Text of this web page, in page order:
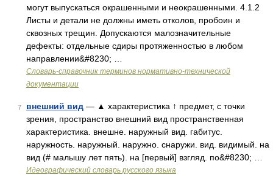
могут выпускаться окрашенными и неокрашенными. 4.1.2
Листы и детали не должны иметь отколов, пробоин и
сквозных трещин. Допускаются малозначительные
дефекты: отдельные сдиры протяженностью в любом
направлении&#8230; …
Словарь-справочник терминов нормативно-технической
документации
7 внешний вид — ▲ характеристика ↑ предмет, с точки
зрения, пространство внешний вид пространственная
характеристика. внешне. наружный вид. габитус.
наружность. наружный. наружно. снаружи. вид. видимый. на
вид (# малышу лет пять). на [первый] взгляд. по&#8230; …
Идеографический словарь русского языка